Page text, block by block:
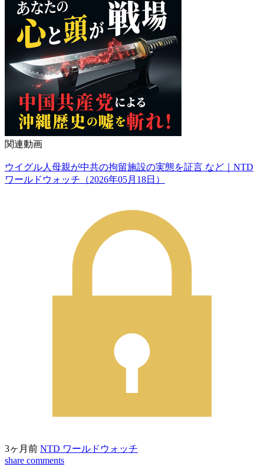
関連動画
ウイグル人母親が中共の拘留施設の実態を証言 など｜NTD
ワールドウォッチ（2026年05月18日）
3ヶ月前 NTD ワールドウォッチ
share comments